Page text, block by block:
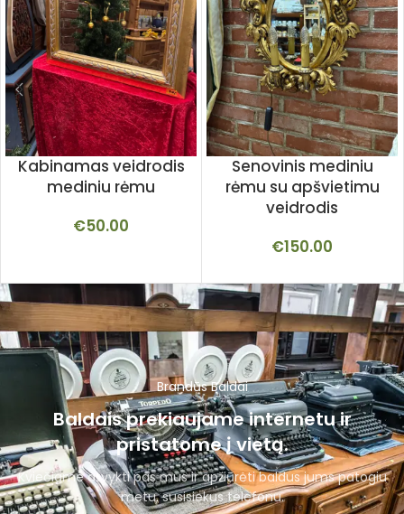
Kabinamas veidrodis
mediniu rėmu
€50.00
Senovinis mediniu
rėmu su apšvietimu
veidrodis
€150.00
Brandūs Baldai
Baldais prekiaujame internetu ir
pristatome į vietą.
Kviečiame atvykti pas mus ir apžiūrėti baldus jums patogiu
metu, susisiekus telefonu.